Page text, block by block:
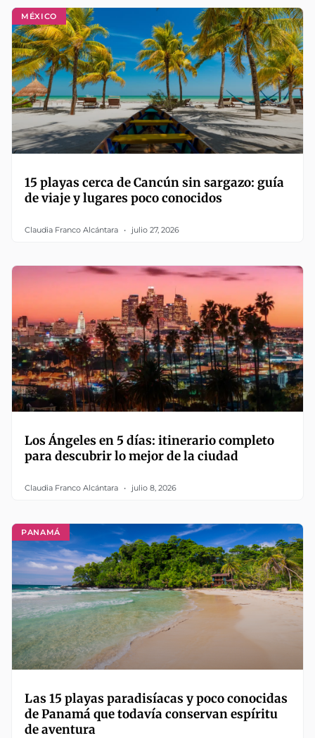
MÉXICO
15 playas cerca de Cancún sin sargazo: guía
de viaje y lugares poco conocidos
Claudia Franco Alcántara julio 27, 2026
Los Ángeles en 5 días: itinerario completo
para descubrir lo mejor de la ciudad
Claudia Franco Alcántara julio 8, 2026
PANAMÁ
Las 15 playas paradisíacas y poco conocidas
de Panamá que todavía conservan espíritu
de aventura